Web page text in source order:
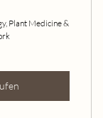
Plant Medicine &